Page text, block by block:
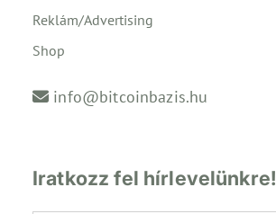
Reklám/Advertising
Shop
info@bitcoinbazis.hu
Iratkozz fel hírlevelünkre!